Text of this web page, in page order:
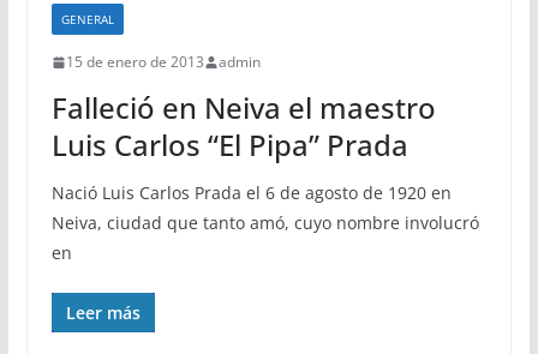
GENERAL
15 de enero de 2013 admin
Falleció en Neiva el maestro
Luis Carlos “El Pipa” Prada
Nació Luis Carlos Prada el 6 de agosto de 1920 en
Neiva, ciudad que tanto amó, cuyo nombre involucró
en
Leer más